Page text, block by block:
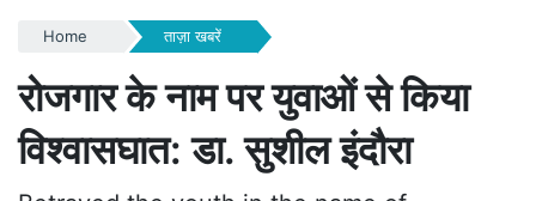
Home ताज़ा खबरें
रोजगार के नाम पर युवाओं से किया
विश्वासघात: डा. सुशील इंदौरा